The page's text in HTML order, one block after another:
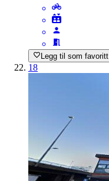
Legg til som favoritt
18